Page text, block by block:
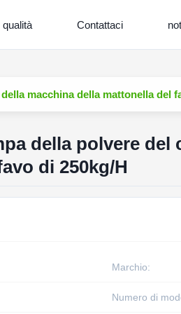
Contattaci
macchina della mattonella del
della polvere del
di 250kg/H
Marchio:
Numero di